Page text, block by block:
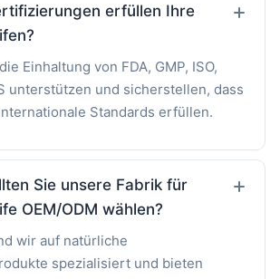
erfüllen Ihre
Einhaltung von FDA, GMP, ISO,
unterstützen und sicherstellen, dass
Standards erfüllen.
Sie unsere Fabrik für
OEM/ODM wählen?
wir auf natürliche
spezialisiert und bieten